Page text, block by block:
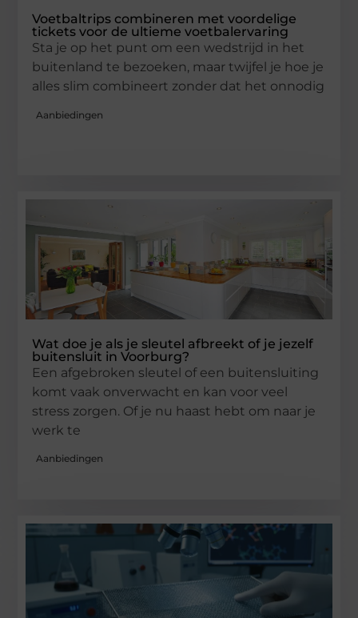
Voetbaltrips combineren met voordelige
tickets voor de ultieme voetbalervaring
Sta je op het punt om een wedstrijd in het
buitenland te bezoeken, maar twijfel je hoe je
alles slim combineert zonder dat het onnodig
Aanbiedingen
Wat doe je als je sleutel afbreekt of je jezelf
buitensluit in Voorburg?
Een afgebroken sleutel of een buitensluiting
komt vaak onverwacht en kan voor veel
stress zorgen. Of je nu haast hebt om naar je
werk te
Aanbiedingen